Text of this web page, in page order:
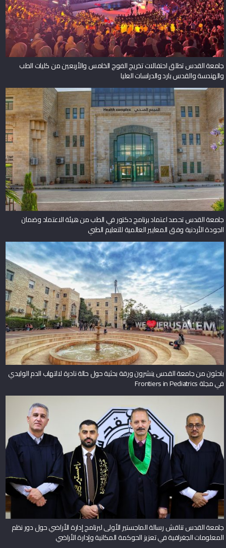
جامعة القدس تطلق احتفالات تخريج الفوج الخامس والأربعين من كليات الطب
والهندسة والقدس بارد والدراسات العليا
جامعة القدس تحصد اعتماد برنامج دكتور في الطب من هيئة الاعتماد وضمان
الجودة الأردنية وفق المعايير العالمية للتعليم الطبي
باحثون من جامعة القدس ينشرون ورقة بحثية حول حالة نادرة لالتهاب الدم الوليدي
في مجلة Frontiers in Pediatrics
جامعة القدس تناقش رسالة الماجستير الأولى لبرنامج إدارة الأراضي حول دور نظم
المعلومات الجغرافية في تعزيز الحوكمة المكانية وإدارة الأراضي